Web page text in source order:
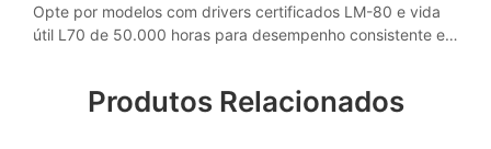
(IRC > 80) são essenciais.
Opte por modelos com drivers certificados LM-80 e vida
útil L70 de 50.000 horas para desempenho consistente e
Produtos Relacionados